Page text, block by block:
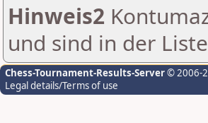
Hinweis2
und sind in der
Chess-Tournament-Results-Server© 2006-
Legal details/Terms of use